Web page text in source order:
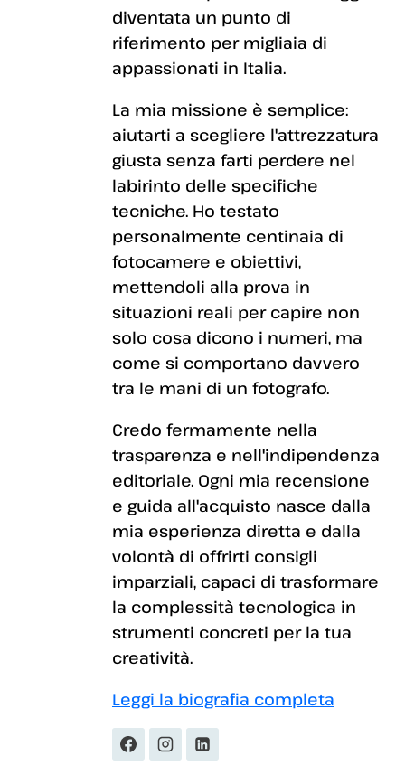
diventata un punto di
riferimento per migliaia di
appassionati in Italia.
La mia missione è semplice:
aiutarti a scegliere l'attrezzatura
giusta senza farti perdere nel
labirinto delle specifiche
tecniche. Ho testato
personalmente centinaia di
fotocamere e obiettivi,
mettendoli alla prova in
situazioni reali per capire non
solo cosa dicono i numeri, ma
come si comportano davvero
tra le mani di un fotografo.
Credo fermamente nella
trasparenza e nell'indipendenza
editoriale. Ogni mia recensione
e guida all'acquisto nasce dalla
mia esperienza diretta e dalla
volontà di offrirti consigli
imparziali, capaci di trasformare
la complessità tecnologica in
strumenti concreti per la tua
creatività.
Leggi la biografia completa